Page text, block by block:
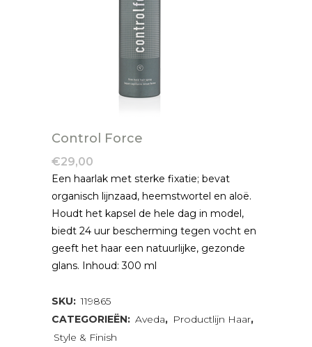
Control Force
€29,00
Een haarlak met sterke fixatie; bevat
organisch lijnzaad, heemstwortel en aloë.
Houdt het kapsel de hele dag in model,
biedt 24 uur bescherming tegen vocht en
geeft het haar een natuurlijke, gezonde
glans. Inhoud: 300 ml
SKU: 119865
CATEGORIEËN: Aveda, Productlijn Haar,
Style & Finish